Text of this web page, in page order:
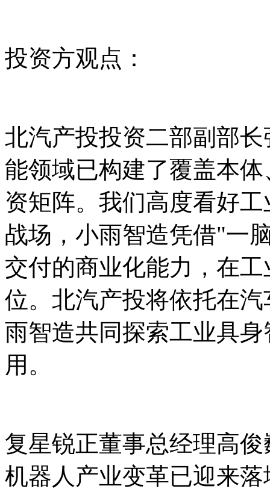
投资方观点：
北汽产投投资二部副部
能领域已构建了覆盖本
资矩阵。我们高度看好
战场，小雨智造凭借"一
交付的商业化能力，在
位。北汽产投将依托在
雨智造共同探索工业具
用。
复星锐正董事总经理高
机器人产业变革已迎来